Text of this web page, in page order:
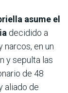
asume el
decidido a
narcos, en un
y sepulta las
de 48
aliado de